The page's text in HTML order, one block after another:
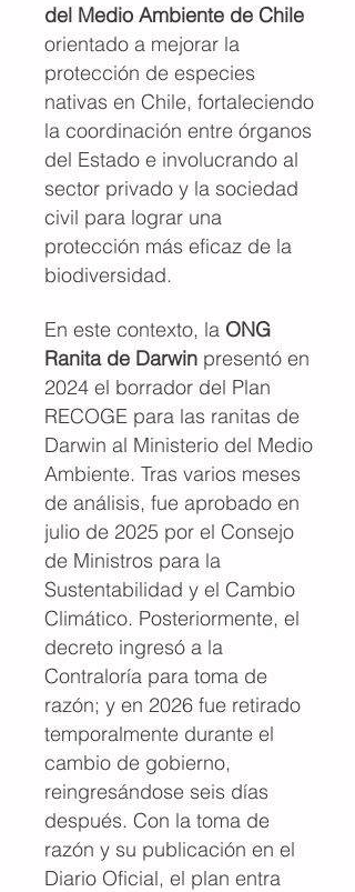
del Medio Ambiente de Chile
orientado a mejorar la
protección de especies
nativas en Chile, fortaleciendo
la coordinación entre órganos
del Estado e involucrando al
sector privado y la sociedad
civil para lograr una
protección más eficaz de la
biodiversidad.
En este contexto, la ONG
Ranita de Darwin presentó en
2024 el borrador del Plan
RECOGE para las ranitas de
Darwin al Ministerio del Medio
Ambiente. Tras varios meses
de análisis, fue aprobado en
julio de 2025 por el Consejo
de Ministros para la
Sustentabilidad y el Cambio
Climático. Posteriormente, el
decreto ingresó a la
Contraloría para toma de
razón; y en 2026 fue retirado
temporalmente durante el
cambio de gobierno,
reingresándose seis días
después. Con la toma de
razón y su publicación en el
Diario Oficial, el plan entra